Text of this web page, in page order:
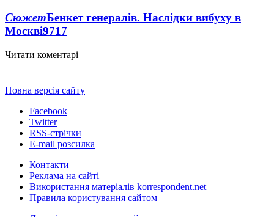
СюжетБенкет генералів. Наслідки вибуху в
Москві9717
Читати коментарі
Повна версія сайту
Facebook
Twitter
RSS-стрічки
E-mail розсилка
Контакти
Реклама на сайті
Використання матеріалів korrespondent.net
Правила користування сайтом